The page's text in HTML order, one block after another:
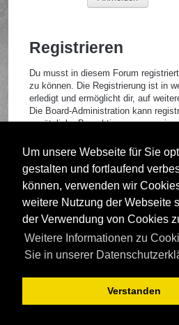
Um unsere Webseite für Sie
gestalten und fortlaufend
können, verwenden wir
weitere Nutzung der Webseite
der Verwendung von Cookies
Weitere Informationen zu
Sie in unserer
Verstanden
Registrieren
Du musst in diesem Forum
zu können. Die Registrierung ist in
erledigt und ermöglicht dir, auf
Die Board-Administration kann
zusätzliche Berechtigungen
Nutzungsbedingungen und die
du dich registrierst. Bitte beachte
Forenregeln, wenn du dich in diesem
Nutzungsbedingungen|
Registrieren
Foren-Übersicht
Deutsche Übersetzung